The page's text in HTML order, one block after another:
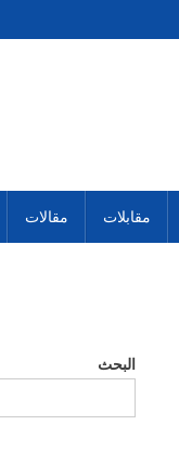
مقابلات مقالات
البحث